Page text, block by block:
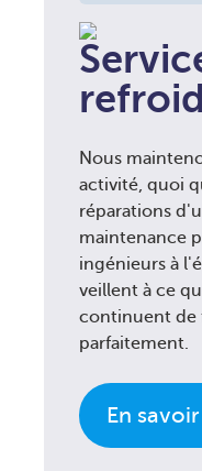
Nous
activité, quoi
réparations
maintenance
ingénieurs à
veillent à ce
continuent de
parfaitement.
En